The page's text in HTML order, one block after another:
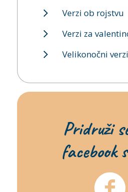
Verzi ob rojstvu
Verzi za
Velikonočni verzi
Pridruži
facebook